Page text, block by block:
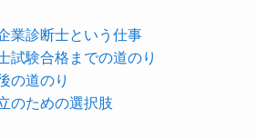
業診断士という仕事
試験合格までの道のり
の道のり
のための選択肢